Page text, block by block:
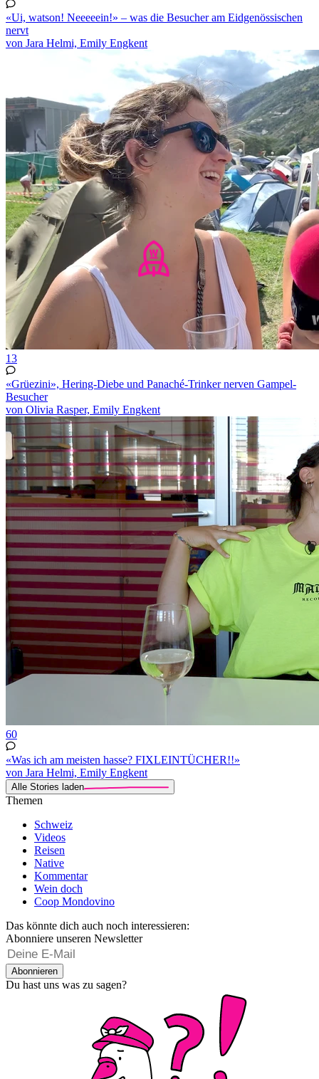
«Ui, watson! Neeeeein!» – was die Besucher am Eidgenössischen
nervt
von Jara Helmi, Emily Engkent
13
«Grüezini», Hering-Diebe und Panaché-Trinker nerven Gampel-
Besucher
von Olivia Rasper, Emily Engkent
60
«Was ich am meisten hasse? FIXLEINTÜCHER!!»
von Jara Helmi, Emily Engkent
Alle Stories laden
Themen
Schweiz
Videos
Reisen
Native
Kommentar
Wein doch
Coop Mondovino
Das könnte dich auch noch interessieren:
Abonniere unseren Newsletter
Abonnieren
Du hast uns was zu sagen?